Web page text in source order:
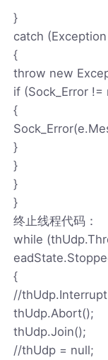
}
catch
{
throw new
if (Sock_Error !=
{
}
}
}
}
终止线程代码：
while
{
//
thUdp.Abort();
thUdp.Join();
//thUdp = null;